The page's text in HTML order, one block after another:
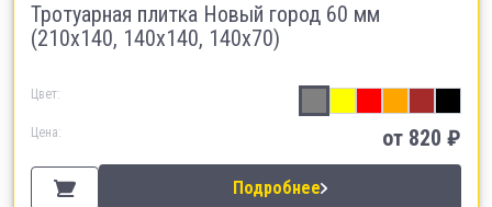
Тротуарная плитка Новый город 60 мм
(210х140, 140х140, 140х70)
Цвет:
Цена: от 820 ₽
Подробнее